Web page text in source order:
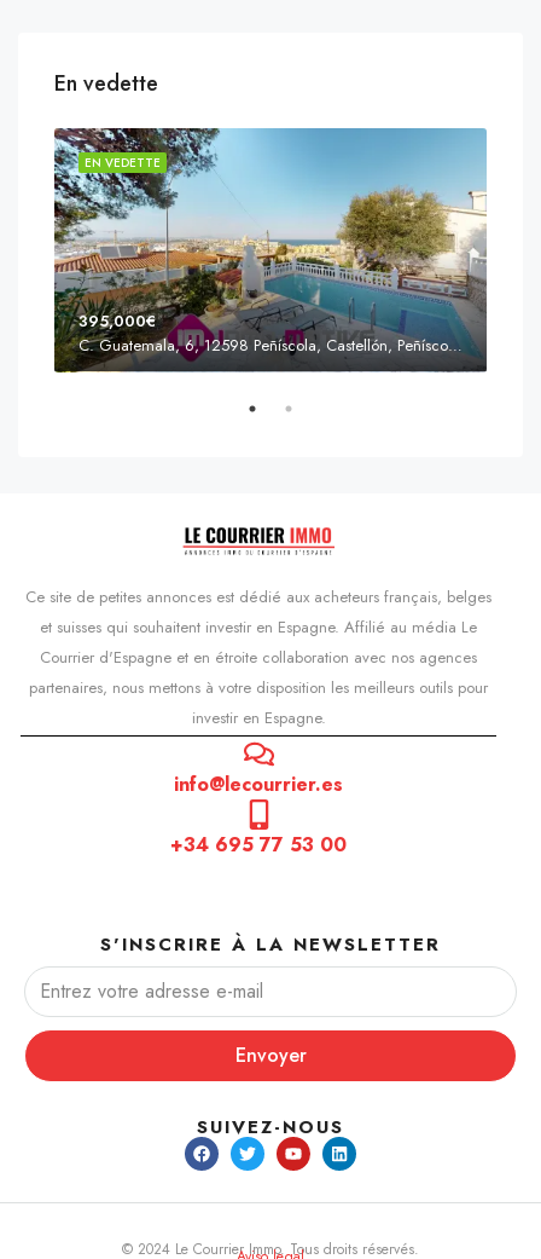
En vedette
EN VEDETTE
395,000€
C. Guatemala, 6, 12598 Peñíscola, Castellón, Peñíscola, Communauté valencienne
Ce site de petites annonces est dédié aux acheteurs français, belges
et suisses qui souhaitent investir en Espagne. Affilié au média Le
Courrier d'Espagne et en étroite collaboration avec nos agences
partenaires, nous mettons à votre disposition les meilleurs outils pour
investir en Espagne.
info@lecourrier.es
+34 695 77 53 00
S'INSCRIRE À LA NEWSLETTER
Envoyer
SUIVEZ-NOUS
© 2024 Le Courrier Immo. Tous droits réservés.